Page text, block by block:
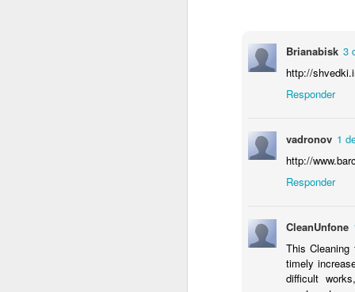
Brianabisk 3
http://
Responder
vadronov 1
http://
Responder
CleanUnfone
This
timely
difficult
a